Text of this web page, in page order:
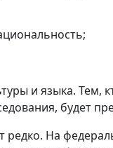
и языка. Тем,
будет
На